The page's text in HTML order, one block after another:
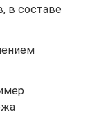
в составе